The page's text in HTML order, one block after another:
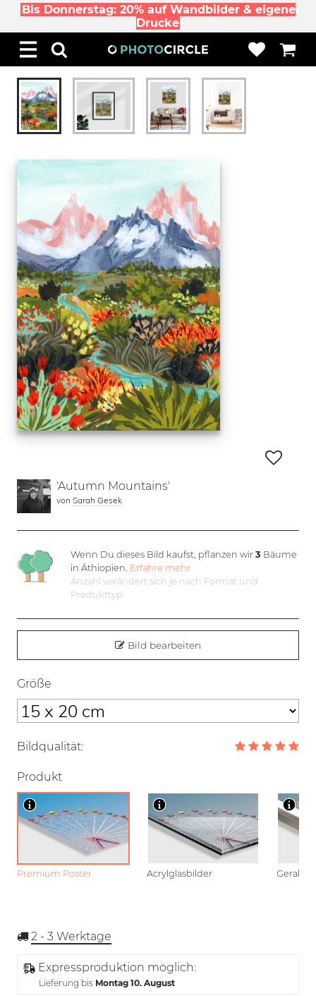
Bis Donnerstag: 20% auf Wandbilder & eigene
Drucke
'Autumn Mountains'
von Sarah Gesek
Wenn Du dieses Bild kaufst, pflanzen wir3 Bäume
in Äthiopien. Erfahre mehr
Anzahl verändert sich je nach Format und
Produkttyp
Bild bearbeiten
Größe
Bildqualität:
Produkt
Premium Poster Acrylglasbilder
2 - 3 Werktage
Expressproduktion möglich:
Lieferung bis Montag 10. August